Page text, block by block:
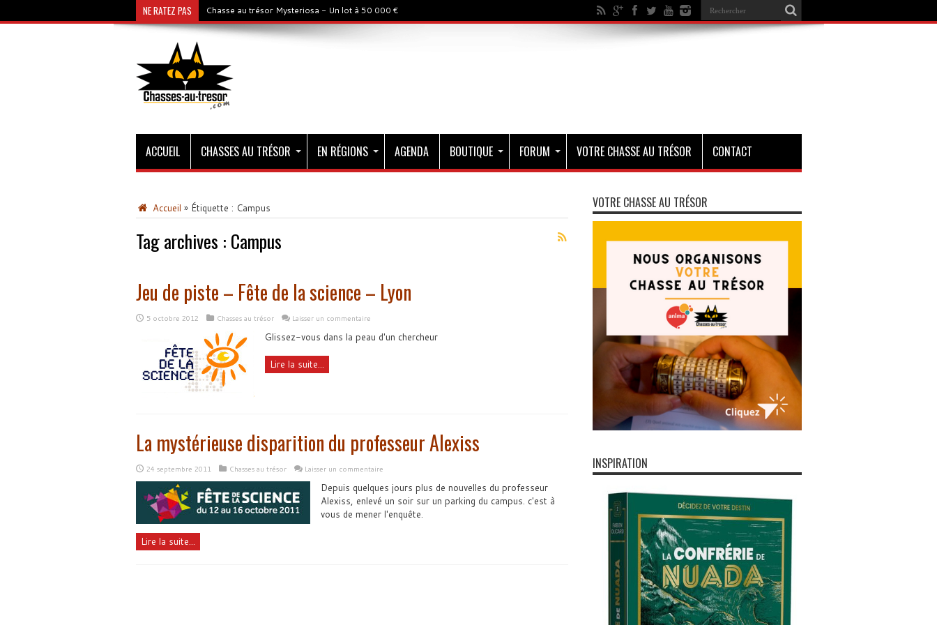
NE RATEZ PAS Chasse au trésor Mysteriosa - Un lot à 50 000 €
ACCUEIL CHASSES AU TRÉSOR EN RÉGIONS AGENDA BOUTIQUE FORUM VOTRE CHASSE AU TRÉSOR CONTACT
Accueil » Étiquette : Campus
Tag archives : Campus
Jeu de piste – Fête de la science – Lyon
5 octobre 2012 Chasses au trésor Laisser un commentaire
Glissez-vous dans la peau d'un chercheur
Lire la suite...
La mystérieuse disparition du professeur Alexiss
24 septembre 2011 Chasses au trésor Laisser un commentaire
Depuis quelques jours plus de nouvelles du professeur
Alexiss, enlevé un soir sur un parking du campus. c'est à
vous de mener l'enquête.
Lire la suite...
VOTRE CHASSE AU TRÉSOR
INSPIRATION